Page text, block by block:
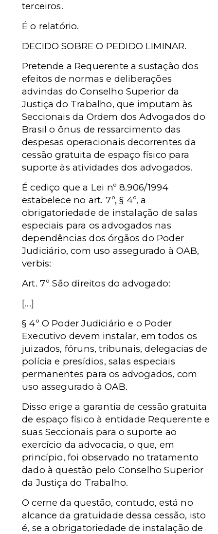
terceiros.
É o relatório.
DECIDO SOBRE O PEDIDO LIMINAR.
Pretende a Requerente a sustação dos
efeitos de normas e deliberações
advindas do Conselho Superior da
Justiça do Trabalho, que imputam às
Seccionais da Ordem dos Advogados do
Brasil o ônus de ressarcimento das
despesas operacionais decorrentes da
cessão gratuita de espaço físico para
suporte às atividades dos advogados.
É cediço que a Lei nº 8.906/1994
estabelece no art. 7º, § 4º, a
obrigatoriedade de instalação de salas
especiais para os advogados nas
dependências dos órgãos do Poder
Judiciário, com uso assegurado à OAB,
verbis:
Art. 7º São direitos do advogado:
[...]
§ 4º O Poder Judiciário e o Poder
Executivo devem instalar, em todos os
juizados, fóruns, tribunais, delegacias de
polícia e presídios, salas especiais
permanentes para os advogados, com
uso assegurado à OAB.
Disso erige a garantia de cessão gratuita
de espaço físico à entidade Requerente e
suas Seccionais para o suporte ao
exercício da advocacia, o que, em
princípio, foi observado no tratamento
dado à questão pelo Conselho Superior
da Justiça do Trabalho.
O cerne da questão, contudo, está no
alcance da gratuidade dessa cessão, isto
é, se a obrigatoriedade de instalação de